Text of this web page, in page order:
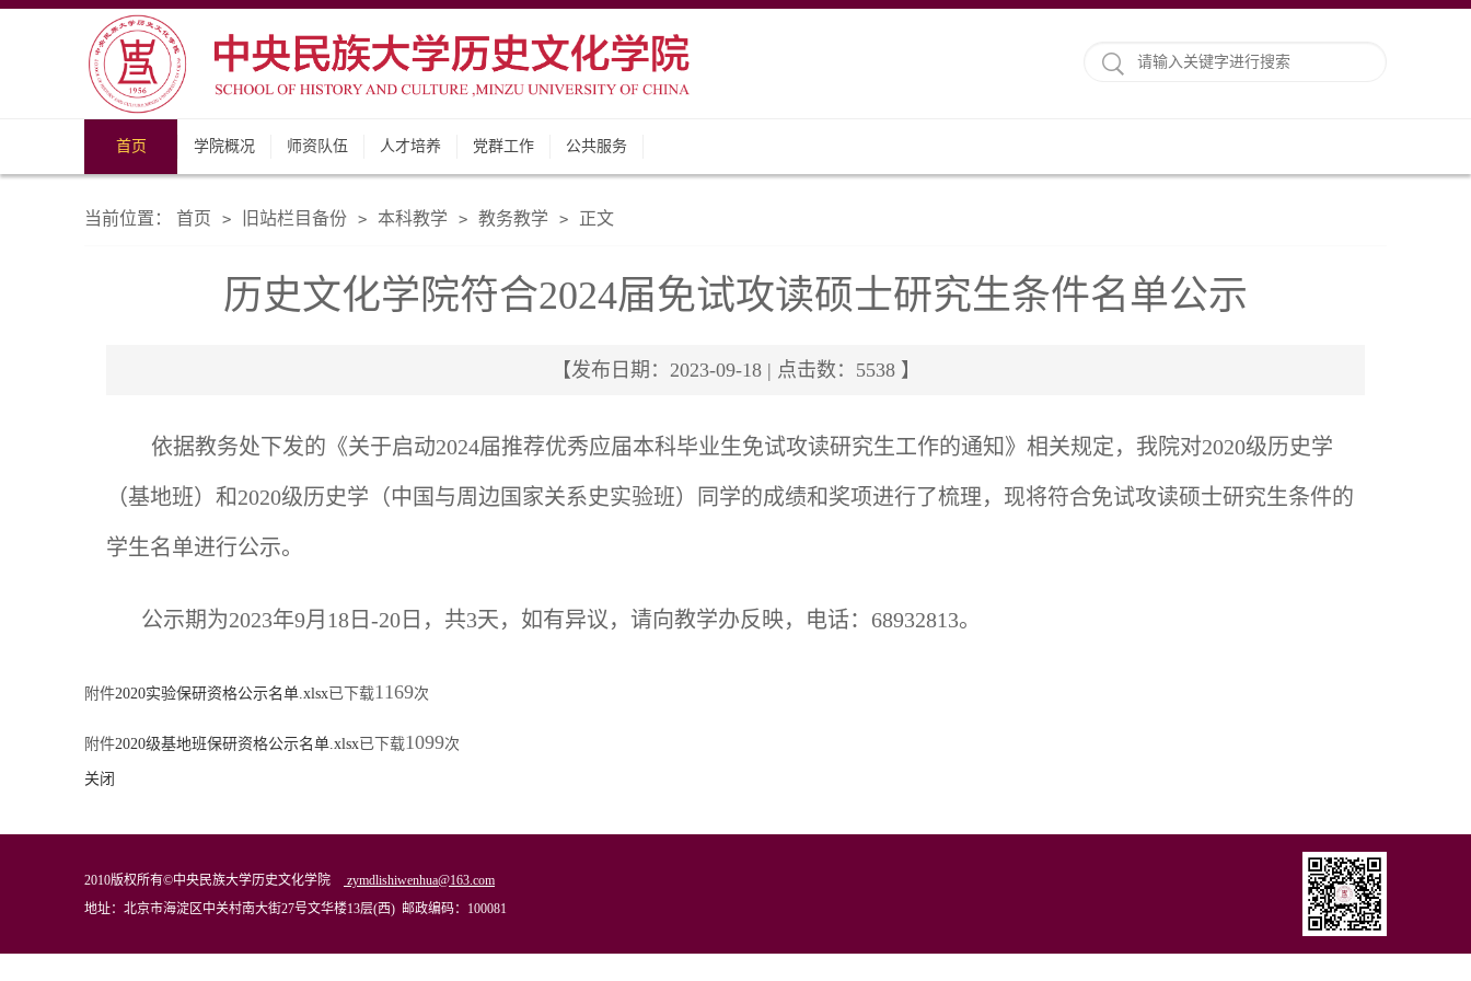
首页 学院概况 师资队伍 人才培养 党群工作 公共服务
当前位置： 首页 > 旧站栏目备份 > 本科教学 > 教务教学 > 正文
历史文化学院符合2024届免试攻读硕士研究生条件名单公示
【发布日期：2023-09-18 | 点击数： 5538】
依据教务处下发的《关于启动2024届推荐优秀应届本科毕业生免试攻读研究生工作的通知》相关规定，我院对2020级历史学
（基地班）和2020级历史学（中国与周边国家关系史实验班）同学的成绩和奖项进行了梳理，现将符合免试攻读硕士研究生条件的
学生名单进行公示。
公示期为2023年9月18日-20日，共3天，如有异议，请向教学办反映，电话：68932813。
附件2020实验保研资格公示名单.xlsx已下载1169次
附件2020级基地班保研资格公示名单.xlsx已下载1099次
关闭
2010版权所有©中央民族大学历史文化学院
zymdlishiwenhua@163.com
地址：北京市海淀区中关村南大街27号文华楼13层(西) 邮政编码：100081